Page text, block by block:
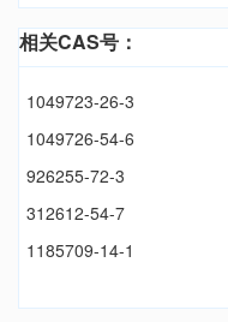
相关CAS号：
1049723-26-3
1049726-54-6
926255-72-3
312612-54-7
1185709-14-1